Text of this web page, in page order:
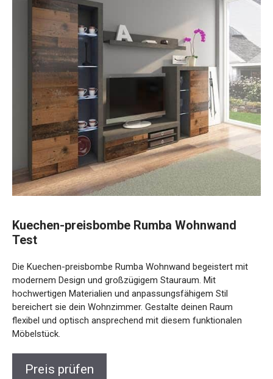
Kuechen-preisbombe Rumba Wohnwand
Test
Die Kuechen-preisbombe Rumba Wohnwand begeistert mit
modernem Design und großzügigem Stauraum. Mit
hochwertigen Materialien und anpassungsfähigem Stil
bereichert sie dein Wohnzimmer. Gestalte deinen Raum
flexibel und optisch ansprechend mit diesem funktionalen
Möbelstück.
Preis prüfen